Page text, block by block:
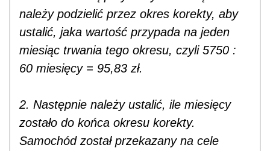
należy podzielić przez okres korekty, aby
ustalić, jaka wartość przypada na jeden
miesiąc trwania tego okresu, czyli 5750 :
60 miesięcy = 95,83 zł.
2. Następnie należy ustalić, ile miesięcy
zostało do końca okresu korekty.
Samochód został przekazany na cele